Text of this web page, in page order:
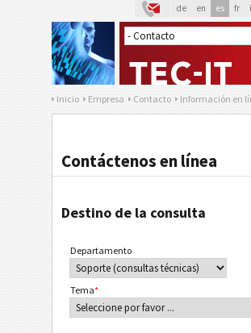
de en es fr
Inicio Empresa Contacto Información en
Contáctenos en línea
Destino de la consulta
Departamento
Tema*